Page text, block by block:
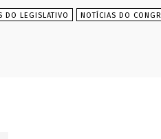
DO LEGISLATIVO NOTÍCIAS DO